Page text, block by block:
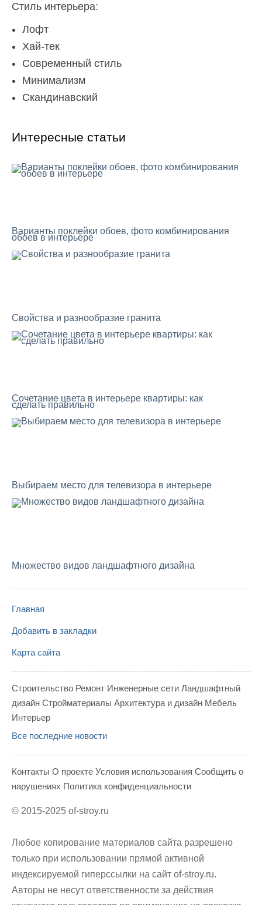
Стиль интерьера:
Лофт
Хай-тек
Современный стиль
Минимализм
Скандинавский
Интересные статьи
Варианты поклейки обоев, фото комбинирования
обоев в интерьере
Свойства и разнообразие гранита
Cочетание цвета в интерьере квартиры: как
сделать правильно
Выбираем место для телевизора в интерьере
Множество видов ландшафтного дизайна
Главная
Добавить в закладки
Карта сайта
Строительство Ремонт Инженерные сети Ландшафтный
дизайн Стройматериалы Архитектура и дизайн Мебель
Интерьер
Все последние новости
Контакты О проекте Условия использования Сообщить о
нарушениях Политика конфиденциальности
© 2015-2025 of-stroy.ru
Любое копирование материалов сайта разрешено
только при использовании прямой активной
индексируемой гиперссылки на сайт of-stroy.ru.
Авторы не несут ответственности за действия